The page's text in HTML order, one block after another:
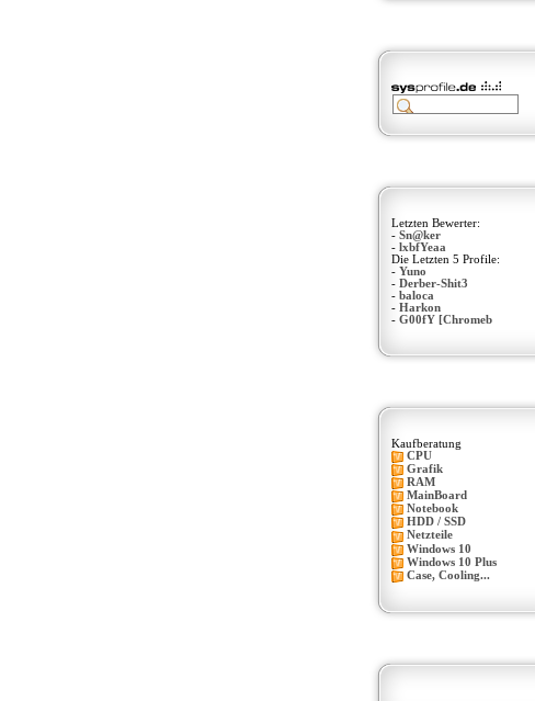
Letzten Bewerter:
- Sn@ker
- lxbfYeaa
Die Letzten 5 Profile:
- Yuno
- Derber-Shit3
- baloca
- Harkon
- G00fY [Chromeb
Kaufberatung
CPU
Grafik
RAM
MainBoard
Notebook
HDD / SSD
Netzteile
Windows 10
Windows 10 Plus
Case, Cooling...